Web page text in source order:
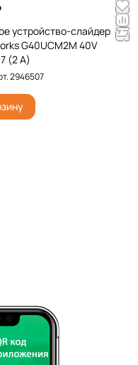
устройство-слайдер
G40UCM2M 40V
(2 A)
2946507